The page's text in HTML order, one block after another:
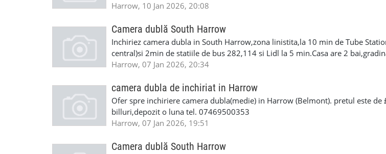
room ,parcare ,internet,telefonie,.Camera este 560£/luna+billuri+o luna
Harrow, 10 Jan 2026, 20:08
Camera dublă South Harrow
Inchiriez camera dubla in South Harrow,zona linistita,la 10 min de Tube
central)si 2min de statiile de bus 282,114 si Lidl la 5 min.Casa are 2
room ,parcare ,internet,telefonie,.Camera este 560£/luna+billuri+o luna
Harrow, 07 Jan 2026, 20:34
camera dubla de inchiriat in Harrow
Ofer spre inchiriere camera dubla(medie) in Harrow (Belmont). pretul este de
billuri,depozit o luna tel. 07469500353
Harrow, 07 Jan 2026, 19:51
Camera dublă South Harrow